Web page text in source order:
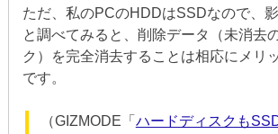
ただ、私のPCのHDDはSSDなので、
と調べてみると、削除データ（未消去
ク）を完全消去することは相応にメリ
です。
（GIZMODE「 ハードディスクも